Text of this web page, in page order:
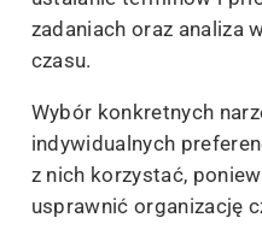
zadaniach oraz analiza
czasu.
Wybór konkretnych
indywidualnych
z nich korzystać,
usprawnić organizację